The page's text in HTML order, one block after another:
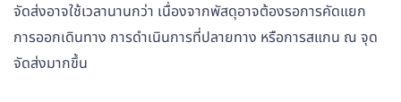
จัดส่งอาจใช้เวลานานกว่า เนื่องจากพัสดุอาจต้องรอการคัดแยก
การออกเดินทาง การดำเนินการที่ปลายทาง หรือการสแกน ณ จุด
จัดส่งมากขึ้น